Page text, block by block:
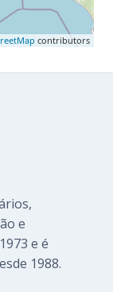
contributors
e
e é
1988.